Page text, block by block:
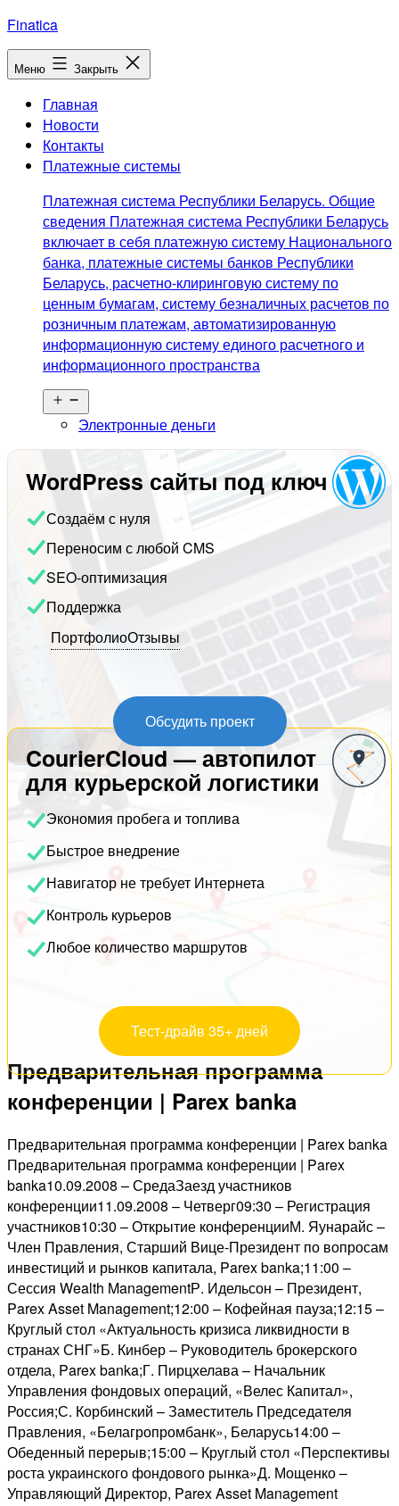
Перейти
к
содержимому
Finatica
Меню Закрыть
Главная
Новости
Контакты
Платежные системы
Платежная система Республики Беларусь. Общие
сведения Платежная система Республики Беларусь
включает в себя платежную систему Национального
банка, платежные системы банков Республики
Беларусь, расчетно-клиринговую систему по
ценным бумагам, систему безналичных расчетов по
розничным платежам, автоматизированную
информационную систему единого расчетного и
информационного пространства
меню
Электронные деньги
WordPress сайты под ключ
Создаём с нуля
Переносим с любой CMS
SEO-оптимизация
Поддержка
ПортфолиоОтзывы
Обсудить проект
CourierCloud — автопилот
для курьерской логистики
Экономия пробега и топлива
Быстрое внедрение
Навигатор не требует Интернета
Контроль курьеров
Любое количество маршрутов
Тест-драйв 35+ дней
Предварительная программа
конференции | Parex banka
Предварительная программа конференции | Parex banka
Предварительная программа конференции | Parex
banka10.09.2008 – СредаЗаезд участников
конференции11.09.2008 – Четверг09:30 – Регистрация
участников10:30 – Открытие конференцииМ. Яунарайс –
Член Правления, Старший Вице-Президент по вопросам
инвестиций и рынков капитала, Parex banka;11:00 –
Сессия Wealth ManagementР. Идельсон – Президент,
Parex Asset Management;12:00 – Кофейная пауза;12:15 –
Круглый стол «Актуальность кризиса ликвидности в
странах СНГ»Б. Кинбер – Руководитель брокерского
отдела, Parex banka;Г. Пирцхелава – Начальник
Управления фондовых операций, «Велес Капитал»,
Россия;С. Корбинский – Заместитель Председателя
Правления, «Белагропромбанк», Беларусь14:00 –
Обеденный перерыв;15:00 – Круглый стол «Перспективы
роста украинского фондового рынка»Д. Мощенко –
Управляющий Директор, Parex Asset Management